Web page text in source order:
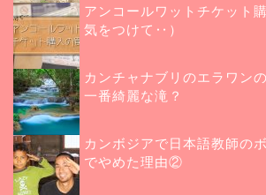
アンコールワットチケット
気をつけて‥）
カンチャナブリのエラワン
一番綺麗な滝？
カンボジアで日本語教師の
でやめた理由②